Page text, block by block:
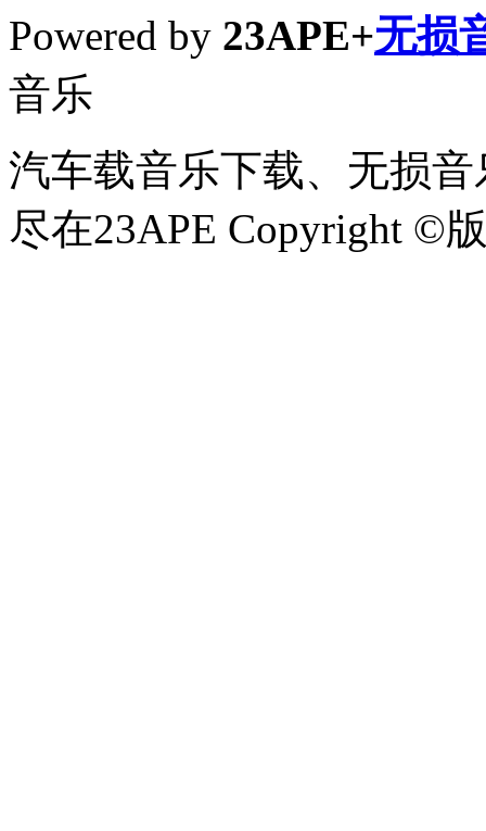
Powered by 23APE+无损
音乐
汽车载音乐下载、无损
尽在23APE Copyright ©